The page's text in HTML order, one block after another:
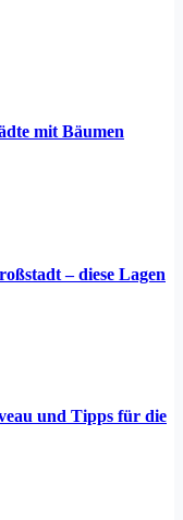
mit Bäumen
– diese Lagen
und Tipps für die